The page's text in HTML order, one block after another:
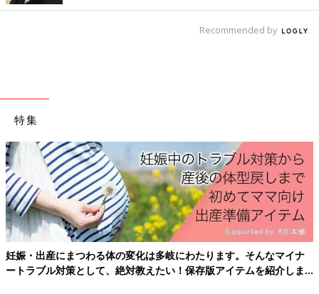
写真スタジオでフォトブックを作るのもお手軽です。手間なくフ
せの心配もありません。お子様が大人になっても、鮮やかなプリ
「写真スタジオでフォトブックを作ると、写真撮影はもちろん、
レイアウトも写真集のような素敵なものに仕上がります。『たま
うなソフトカバータイプも作れます。ほかにも、本の中心に折り
目がないフラットなアルバムなど製本仕様が選べます。インテリ
アとして飾ってもかっこいいですよ。おじい様・おばあ様へのプ
レゼントとしても喜ばれています」。
子どもの成長や思い出を振り返りながら制作するオリジナルアル
バム作り。何年たっても輝く、素敵な思い出が残せます。
『たまひよの写真スタジオ』ではさまざまな「たまひよオリジナ
ルフォトブック」を展開しています。生後6カ月までのお子様に
は「プリティエンジェル」、お誕生日には「バースデイアルバ
Recommended by
特集
妊娠・出産にまつわる体の変化は多岐にわたります。そんなマイナ
ートラブル対策として、絶対教えたい！保存版アイテムを紹介しま